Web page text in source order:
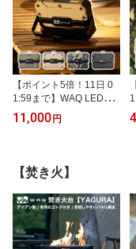
【ポイント5倍！11日 0
1:59まで】WAQ LEDラ
ンタン 2 充電式 おしゃれ
モバイルバッテリー機能
色) 明るい 1650ルーメン
大容量 13400mAh 停電
防災 キャンプ アウトド
ア【PSE取得済】
11,000 円
【焚き火】